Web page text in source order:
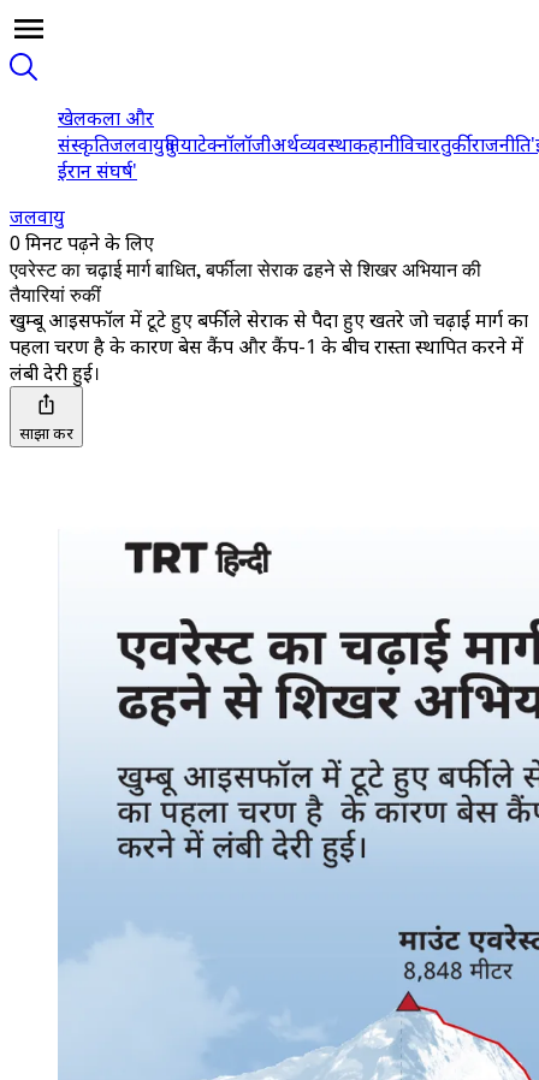
खेलकला और
संस्कृतिजलवायुदुनियाटेक्नॉलॉजीअर्थव्यवस्थाकहानीविचारतुर्कीराजनीति
ईरान संघर्ष'
जलवायु
0 मिनट पढ़ने के लिए
एवरेस्ट का चढ़ाई मार्ग बाधित, बर्फीला सेराक ढहने से शिखर अभियान की
तैयारियां रुकीं
खुम्बू आइसफॉल में टूटे हुए बर्फीले सेराक से पैदा हुए खतरे जो चढ़ाई मार्ग का
पहला चरण है के कारण बेस कैंप और कैंप-1 के बीच रास्ता स्थापित करने में
लंबी देरी हुई।
साझा करें